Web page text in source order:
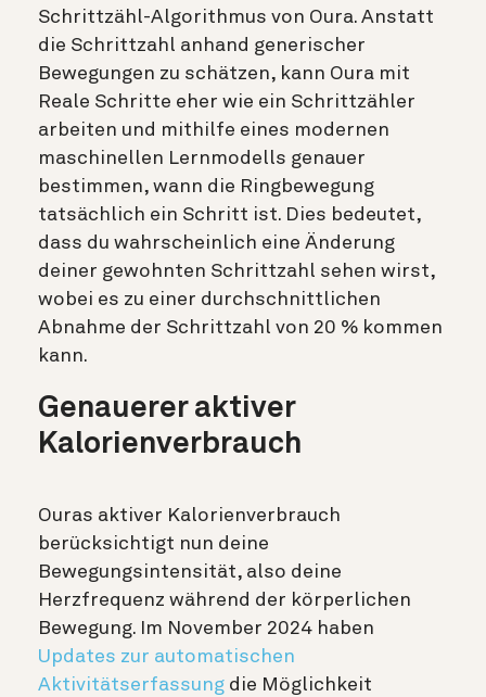
Schrittzähl-Algorithmus von Oura. Anstatt
die Schrittzahl anhand generischer
Bewegungen zu schätzen, kann Oura mit
Reale Schritte eher wie ein Schrittzähler
arbeiten und mithilfe eines modernen
maschinellen Lernmodells genauer
bestimmen, wann die Ringbewegung
tatsächlich ein Schritt ist. Dies bedeutet,
dass du wahrscheinlich eine Änderung
deiner gewohnten Schrittzahl sehen wirst,
wobei es zu einer durchschnittlichen
Abnahme der Schrittzahl von 20 % kommen
kann.
Genauerer aktiver
Kalorienverbrauch
Ouras aktiver Kalorienverbrauch
berücksichtigt nun deine
Bewegungsintensität, also deine
Herzfrequenz während der körperlichen
Bewegung. Im November 2024 haben
Updates zur automatischen
Aktivitätserfassung die Möglichkeit